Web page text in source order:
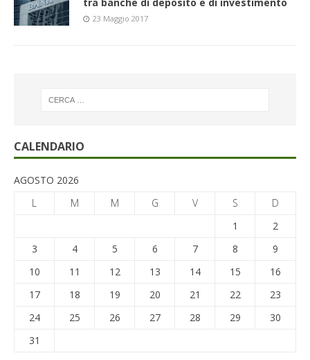
23 Maggio 2017
CALENDARIO
AGOSTO 2026
L
M M G V S
D
1
2
3
4 5 6 7 8
9
10
11 12 13 14 15
16
17
18 19 20 21 22
23
24
25 26 27 28 29
30
31